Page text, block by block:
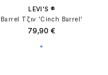
LEVI'S ®
Barrel Τζιν 'Cinch Barrel'
79,90 €